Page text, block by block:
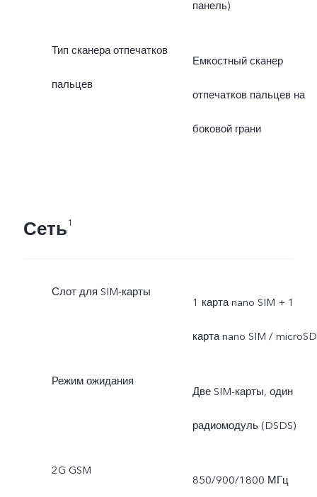
панель)
Тип сканера отпечатков
пальцев
Емкостный сканер
отпечатков пальцев на
боковой грани
Сеть1
Слот для SIM-карты
1 карта nano SIM + 1
карта nano SIM / microSD
Режим ожидания
Две SIM-карты, один
радиомодуль (DSDS)
2G GSM
850/900/1800 МГц